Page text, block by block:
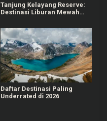
Tanjung Kelayang Reserve:
Destinasi Liburan Mewah
Belitung
Daftar Destinasi Paling
Underrated di 2026